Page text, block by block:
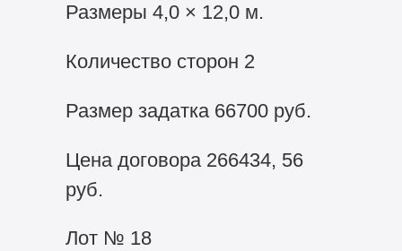
Размеры 4,0 × 12,0 м.
Количество сторон 2
Размер задатка 66700 руб.
Цена договора 266434, 56
руб.
Лот № 18